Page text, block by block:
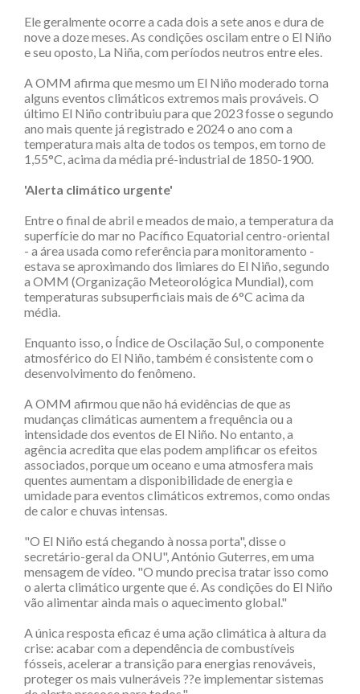
Ele geralmente ocorre a cada dois a sete anos e dura de
nove a doze meses. As condições oscilam entre o El Niño
e seu oposto, La Niña, com períodos neutros entre eles.
A OMM afirma que mesmo um El Niño moderado torna
alguns eventos climáticos extremos mais prováveis. O
último El Niño contribuiu para que 2023 fosse o segundo
ano mais quente já registrado e 2024 o ano com a
temperatura mais alta de todos os tempos, em torno de
1,55°C, acima da média pré-industrial de 1850-1900.
'Alerta climático urgente'
Entre o final de abril e meados de maio, a temperatura da
superfície do mar no Pacífico Equatorial centro-oriental
- a área usada como referência para monitoramento -
estava se aproximando dos limiares do El Niño, segundo
a OMM (Organização Meteorológica Mundial), com
temperaturas subsuperficiais mais de 6°C acima da
média.
Enquanto isso, o Índice de Oscilação Sul, o componente
atmosférico do El Niño, também é consistente com o
desenvolvimento do fenômeno.
A OMM afirmou que não há evidências de que as
mudanças climáticas aumentem a frequência ou a
intensidade dos eventos de El Niño. No entanto, a
agência acredita que elas podem amplificar os efeitos
associados, porque um oceano e uma atmosfera mais
quentes aumentam a disponibilidade de energia e
umidade para eventos climáticos extremos, como ondas
de calor e chuvas intensas.
"O El Niño está chegando à nossa porta", disse o
secretário-geral da ONU", António Guterres, em uma
mensagem de vídeo. "O mundo precisa tratar isso como
o alerta climático urgente que é. As condições do El Niño
vão alimentar ainda mais o aquecimento global."
A única resposta eficaz é uma ação climática à altura da
crise: acabar com a dependência de combustíveis
fósseis, acelerar a transição para energias renováveis,
proteger os mais vulneráveis ??e implementar sistemas